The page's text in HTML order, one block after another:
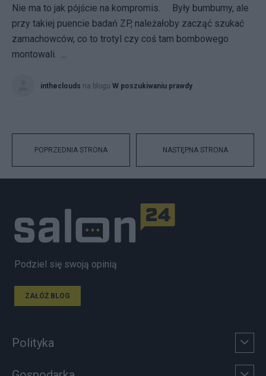
Nie ma to jak pójście na kompromis. Były bumbumy, ale
przy takiej puencie badań ZP, należałoby zacząć szukać
zamachowców, co to trotyl czy coś tam bombowego
montowali. ...
intheclouds na blogu W poszukiwaniu prawdy
POPRZEDNIA STRONA NASTĘPNA STRONA
Podziel się swoją opinią
ZAŁÓŻ BLOG
Polityka